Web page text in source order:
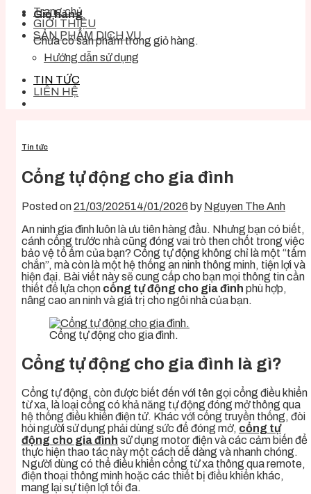
Giỏ hàng
Chưa có sản phẩm trong giỏ hàng.
Trang chủ
GIỚI THIỆU
SẢN PHẨM DỊCH VỤ
Hướng dẫn sử dụng
TIN TỨC
LIÊN HỆ
Tin tức
Cổng tự động cho gia đình
Posted on21/03/202514/01/2026 by Nguyen The Anh
An ninh gia đình luôn là ưu tiên hàng đầu. Nhưng bạn có biết,
cánh cổng trước nhà cũng đóng vai trò then chốt trong việc
bảo vệ tổ ấm của bạn? Cổng tự động không chỉ là một “tấm
chắn”, mà còn là một hệ thống an ninh thông minh, tiện lợi và
hiện đại. Bài viết này sẽ cung cấp cho bạn mọi thông tin cần
thiết để lựa chọn cổng tự động cho gia đình phù hợp,
nâng cao an ninh và giá trị cho ngôi nhà của bạn.
Cổng tự động cho gia đình.
Cổng tự động cho gia đình là gì?
Cổng tự động, còn được biết đến với tên gọi cổng điều khiển
từ xa, là loại cổng có khả năng tự động đóng mở thông qua
hệ thống điều khiển điện tử. Khác với cổng truyền thống, đòi
hỏi người sử dụng phải dùng sức để đóng mở, cổng tự
động cho gia đình sử dụng motor điện và các cảm biến để
thực hiện thao tác này một cách dễ dàng và nhanh chóng.
Người dùng có thể điều khiển cổng từ xa thông qua remote,
điện thoại thông minh hoặc các thiết bị điều khiển khác,
mang lại sự tiện lợi tối đa.